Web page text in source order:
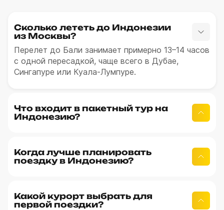
Сколько лететь до Индонезии
из Москвы?
Перелет до Бали занимает примерно 13–14 часов
с одной пересадкой, чаще всего в Дубае,
Сингапуре или Куала-Лумпуре.
Что входит в пакетный тур на
Индонезию?
Когда лучше планировать
поездку в Индонезию?
Какой курорт выбрать для
первой поездки?